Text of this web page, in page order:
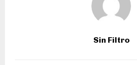
Sin Filtro